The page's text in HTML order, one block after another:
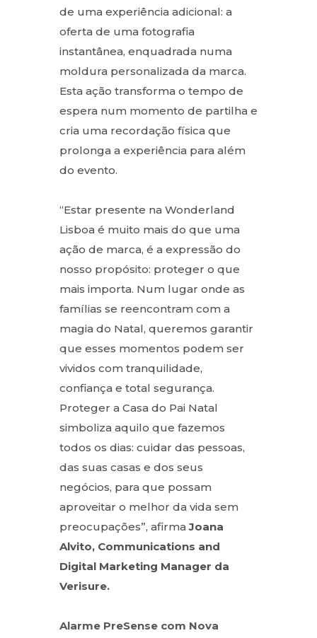
de uma experiência adicional: a
oferta de uma fotografia
instantânea, enquadrada numa
moldura personalizada da marca.
Esta ação transforma o tempo de
espera num momento de partilha e
cria uma recordação física que
prolonga a experiência para além
do evento.
“Estar presente na Wonderland
Lisboa é muito mais do que uma
ação de marca, é a expressão do
nosso propósito: proteger o que
mais importa. Num lugar onde as
famílias se reencontram com a
magia do Natal, queremos garantir
que esses momentos podem ser
vividos com tranquilidade,
confiança e total segurança.
Proteger a Casa do Pai Natal
simboliza aquilo que fazemos
todos os dias: cuidar das pessoas,
das suas casas e dos seus
negócios, para que possam
aproveitar o melhor da vida sem
preocupações”, afirmaJoana
Alvito, Communications and
Digital Marketing Manager da
Verisure.
Alarme PreSense com Nova